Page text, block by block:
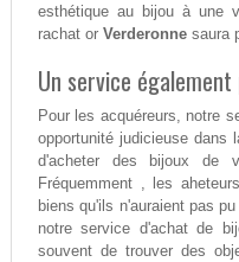
esthétique au bijou à une
rachat or Verderonnesaura
Un service
Pour les acquéreurs, notre
opportunité judicieuse dans
d'acheter des bijoux de
Fréquemment , les
biens qu'ils n'auraient pas
notre service d'achat de
souvent de trouver des